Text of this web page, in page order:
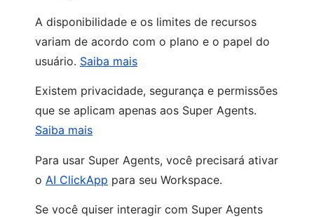
A disponibilidade e os limites de recursos
variam de acordo com o plano e o papel do
usuário. Saiba mais
Existem privacidade, segurança e permissões
que se aplicam apenas aos Super Agents.
Saiba mais
Para usar Super Agents, você precisará ativar
o AI ClickApp para seu Workspace.
Se você quiser interagir com Super Agents